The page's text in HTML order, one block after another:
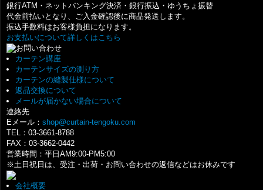
銀行ATM・ネットバンキング決済・銀行振込・ゆうちょ振替
代金前払いとなり、ご入金確認後に商品発送します。
振込手数料はお客様負担になります。
お支払いについて詳しくはこちら
お問い合わせ
カーテン講座
カーテンサイズの測り方
カーテンの縫製仕様について
返品交換について
メールが届かない場合について
連絡先
Eメール： shop@curtain-tengoku.com
TEL：03-3661-8788
FAX：03-3662-0442
営業時間：平日AM9:00-PM5:00
※土日祝日は、受注・出荷・お問い合わせの返信などはお休みです
会社概要